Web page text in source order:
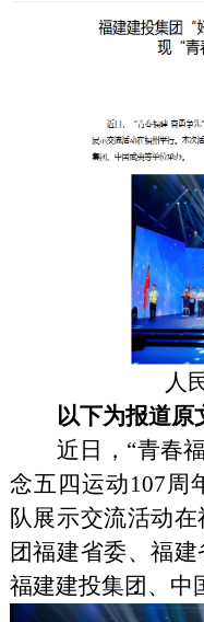
人
以下为报道原
近日，“青春
念五四运动107周
队展示交流活动
团福建省委、福
福建建投集团、中